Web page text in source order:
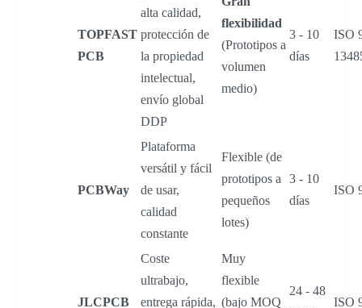
TOPFAST
PCB
alta calidad,
protección de
la propiedad
intelectual,
envío global
DDP
flexibilidad
(Prototipos a
volumen
medio)
3 - 10
días
ISO
PCBWay
Plataforma
versátil y fácil
de usar,
calidad
constante
Flexible (de
prototipos a
pequeños
lotes)
3 - 10
días
ISO
JLCPCB
Coste
ultrabajo,
entrega rápida,
Muy
flexible
(bajo MOQ
24 - 48
ISO